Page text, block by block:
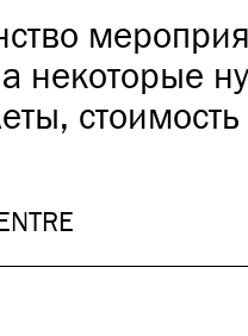
некоторые
стоимость